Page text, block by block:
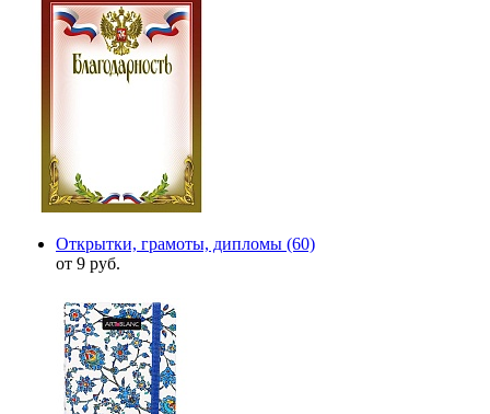
Открытки, грамоты, дипломы (60)
от 9 руб.